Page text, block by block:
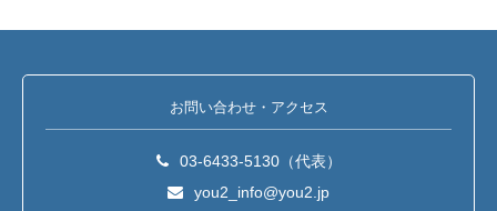
お問い合わせ・アクセス
03-6433-5130（代表）
you2_info@you2.jp